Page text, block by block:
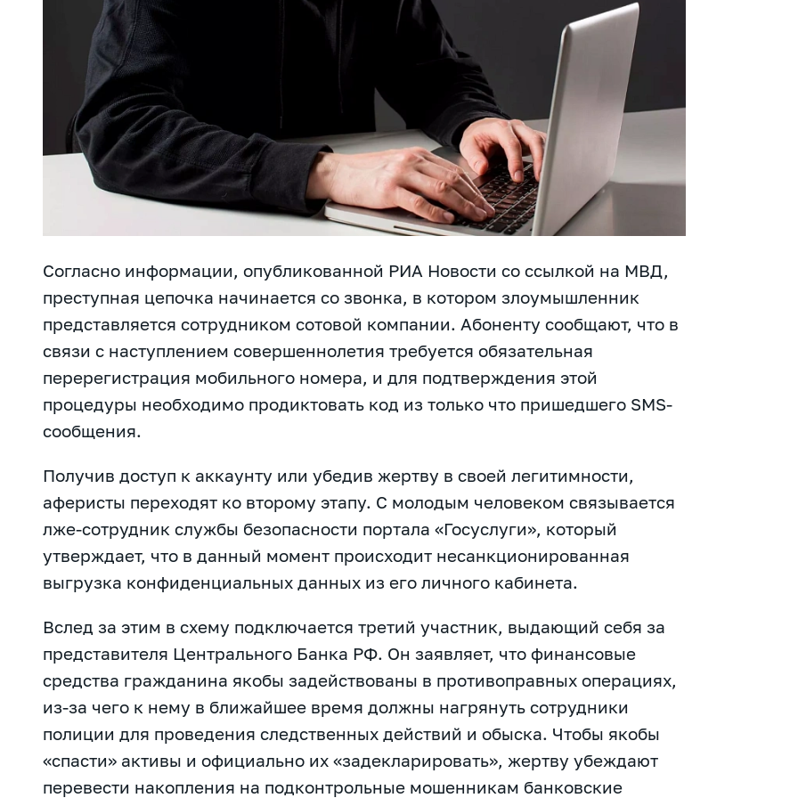
Согласно информации, опубликованной РИА Новости со ссылкой на МВД,
преступная цепочка начинается со звонка, в котором злоумышленник
представляется сотрудником сотовой компании. Абоненту сообщают, что в
связи с наступлением совершеннолетия требуется обязательная
перерегистрация мобильного номера, и для подтверждения этой
процедуры необходимо продиктовать код из только что пришедшего SMS-
сообщения.
Получив доступ к аккаунту или убедив жертву в своей легитимности,
аферисты переходят ко второму этапу. С молодым человеком связывается
лже-сотрудник службы безопасности портала «Госуслуги», который
утверждает, что в данный момент происходит несанкционированная
выгрузка конфиденциальных данных из его личного кабинета.
Вслед за этим в схему подключается третий участник, выдающий себя за
представителя Центрального Банка РФ. Он заявляет, что финансовые
средства гражданина якобы задействованы в противоправных операциях,
из-за чего к нему в ближайшее время должны нагрянуть сотрудники
полиции для проведения следственных действий и обыска. Чтобы якобы
«спасти» активы и официально их «задекларировать», жертву убеждают
перевести накопления на подконтрольные мошенникам банковские